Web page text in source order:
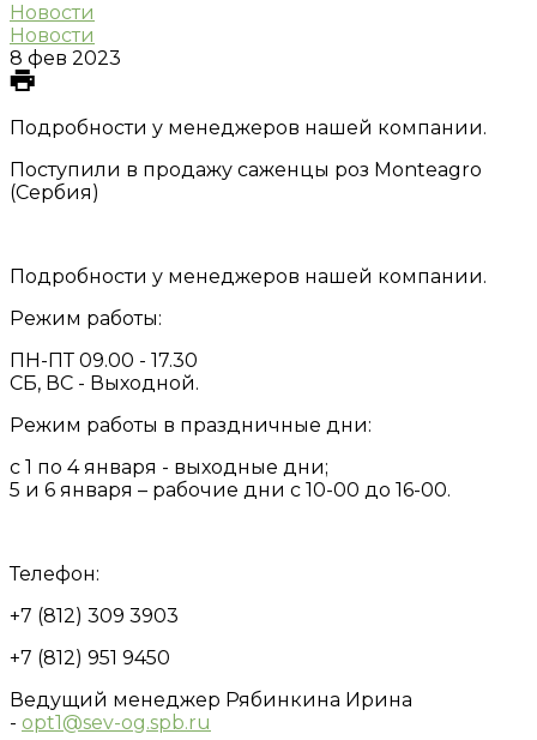
Новости
Новости
8 фев 2023
Подробности у менеджеров нашей компании.
Поступили в продажу саженцы роз Monteagro
(Сербия)
Подробности у менеджеров нашей компании.
Режим работы:
ПН-ПТ 09.00 - 17.30
СБ, ВС - Выходной.
Режим работы в праздничные дни:
с 1 по 4 января - выходные дни;
5 и 6 января – рабочие дни с 10-00 до 16-00.
Телефон:
+7 (812) 309 3903
+7 (812) 951 9450
Ведущий менеджер Рябинкина Ирина
- opt1@sev-og.spb.ru